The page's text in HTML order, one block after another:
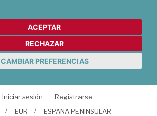
ACEPTAR
RECHAZAR
CAMBIAR PREFERENCIAS
Iniciar sesión
Registrarse
EUR ESPAÑA PENINSULAR